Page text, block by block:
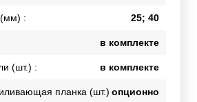
(мм) : 25; 40
в комплекте
(шт.) : в комплекте
планка (шт.) опционно